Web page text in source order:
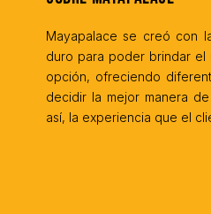
Mayapalace se creó con
duro para poder brindar
opción, ofreciendo
decidir la mejor manera
así, la experiencia que el